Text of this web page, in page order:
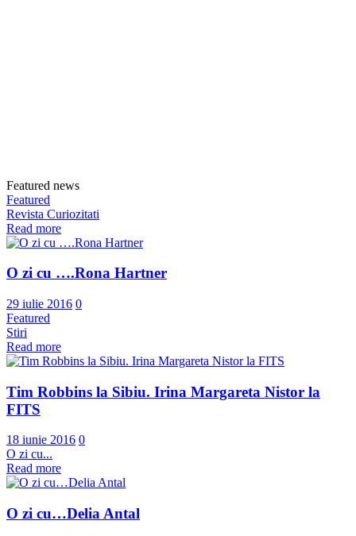
Featured news
Featured
Revista Curiozitati
Read more
O zi cu ….Rona Hartner
29 iulie 2016 0
Featured
Stiri
Read more
Tim Robbins la Sibiu. Irina Margareta Nistor la
FITS
18 iunie 2016 0
O zi cu...
Read more
O zi cu…Delia Antal